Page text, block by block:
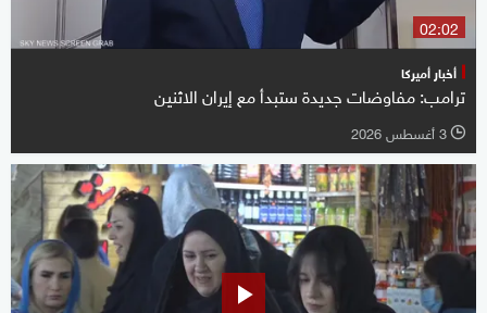
02:02
أخبار أميركا
ترامب: مفاوضات جديدة ستبدأ مع إيران الاثنين
l 3 أغسطس 2026